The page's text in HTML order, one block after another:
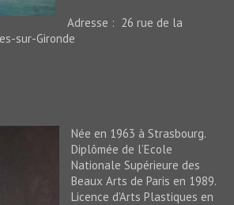
Adresse : 26 rue de la
sur-Gironde
Née en 1963 à Strasbourg.
Diplômée de l’Ecole
Nationale Supérieure des
Beaux Arts de Paris en 1989.
Licence d’Arts Plastiques en